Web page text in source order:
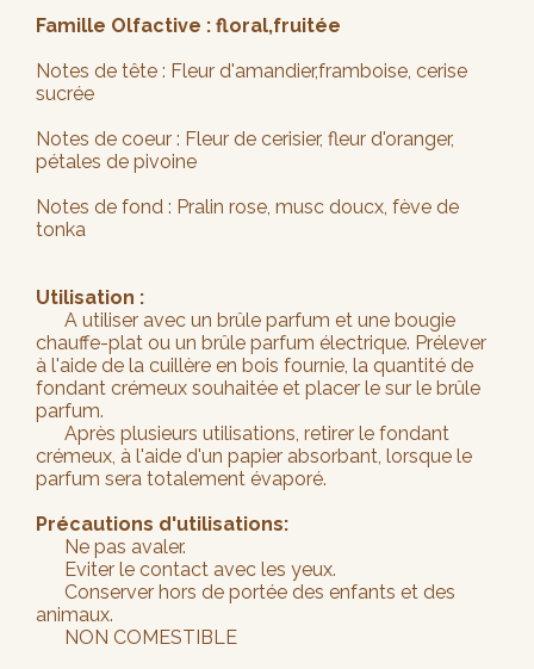
Famille Olfactive : floral,fruitée
Notes de tête : Fleur d'amandier,framboise, cerise
sucrée
Notes de coeur : Fleur de cerisier, fleur d'oranger,
pétales de pivoine
Notes de fond : Pralin rose, musc doucx, fève de
tonka
Utilisation :
A utiliser avec un brûle parfum et une bougie
chauffe-plat ou un brûle parfum électrique. Prélever
à l'aide de la cuillère en bois fournie, la quantité de
fondant crémeux souhaitée et placer le sur le brûle
parfum.
Après plusieurs utilisations, retirer le fondant
crémeux, à l'aide d'un papier absorbant, lorsque le
parfum sera totalement évaporé.
Précautions d'utilisations:
Ne pas avaler.
Eviter le contact avec les yeux.
Conserver hors de portée des enfants et des
animaux.
NON COMESTIBLE